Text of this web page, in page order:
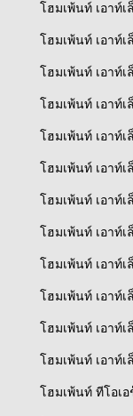
โฮมเพ้นท์ เอาท์
โฮมเพ้นท์ เอาท์
โฮมเพ้นท์ เอาท์
โฮมเพ้นท์ เอาท์
โฮมเพ้นท์ เอาท์
โฮมเพ้นท์ เอาท์
โฮมเพ้นท์ เอาท์
โฮมเพ้นท์ เอาท์
โฮมเพ้นท์ เอาท์
โฮมเพ้นท์ เอาท์
โฮมเพ้นท์ เอาท์
โฮมเพ้นท์ เอาท์
โฮมเพ้นท์ ทีโอเ